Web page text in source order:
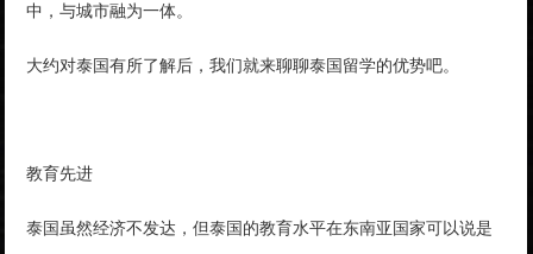
中，与城市融为一体。
大约对泰国有所了解后，我们就来聊聊泰国留学的优势吧。
教育先进
泰国虽然经济不发达，但泰国的教育水平在东南亚国家可以说是